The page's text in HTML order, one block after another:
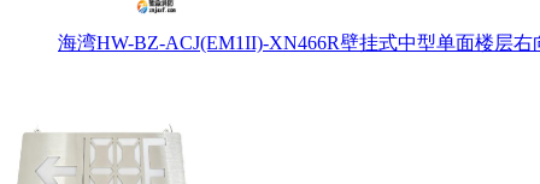
海湾HW-BZ-ACJ(EM1II)-XN466R壁挂式中型单面楼层右